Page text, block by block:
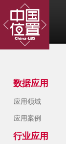
数据应用
应用领域
应用案例
行业应用